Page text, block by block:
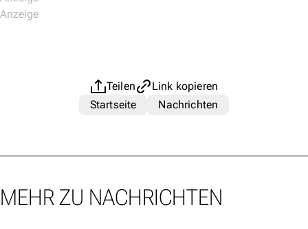
Teilen
Link kopieren
Startseite
Nachrichten
MEHR ZU NACHRICHTEN